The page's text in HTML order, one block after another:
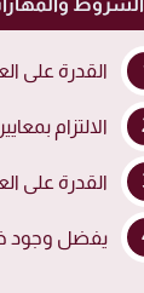
الشروط
القدرة على
الالتزام
القدرة على
يفضل وجود